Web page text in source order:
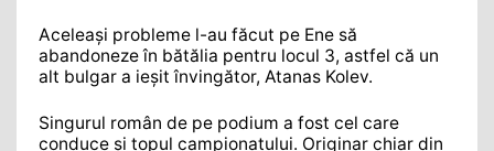
Aceleași probleme l-au făcut pe Ene să
abandoneze în bătălia pentru locul 3, astfel că un
alt bulgar a ieșit învingător, Atanas Kolev.
Singurul român de pe podium a fost cel care
conduce și topul campionatului. Originar chiar din